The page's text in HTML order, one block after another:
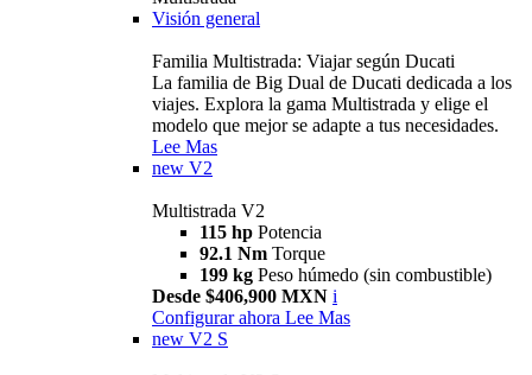
Visión general
Familia Multistrada: Viajar según Ducati
La familia de Big Dual de Ducati dedicada a los
viajes. Explora la gama Multistrada y elige el
modelo que mejor se adapte a tus necesidades.
Lee Mas
new V2
Multistrada V2
115 hp Potencia
92.1 Nm Torque
199 kg Peso húmedo (sin combustible)
Desde $406,900 MXN i
Configurar ahora Lee Mas
new V2 S